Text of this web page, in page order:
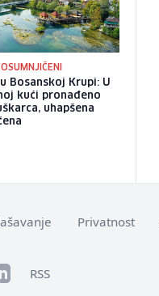
Bosanskoj Krupi: U
kući pronađeno
uhapšena
Privatnost
RSS